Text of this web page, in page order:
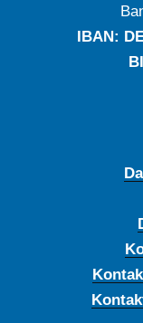
IBAN: